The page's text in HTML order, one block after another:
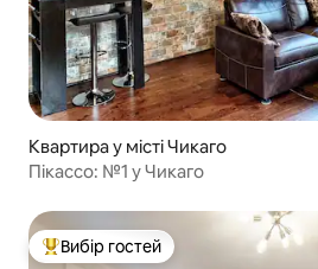
Квартира у місті Чикаго
Пікассо: №1 у Чикаго
Топ вибір гостей
Вибір гостей